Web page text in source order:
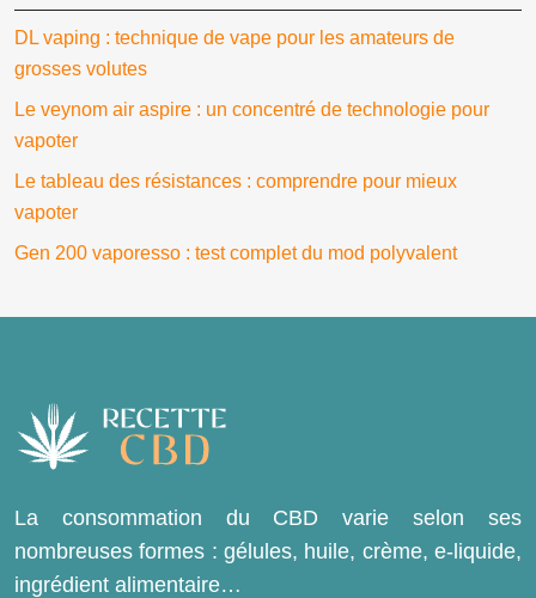
DL vaping : technique de vape pour les amateurs de
grosses volutes
Le veynom air aspire : un concentré de technologie pour
vapoter
Le tableau des résistances : comprendre pour mieux
vapoter
Gen 200 vaporesso : test complet du mod polyvalent
La consommation du CBD varie selon ses
nombreuses formes : gélules, huile, crème, e-liquide,
ingrédient alimentaire…